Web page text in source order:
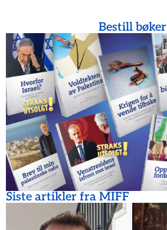
Bestill bøker
Siste artikler fra MIFF